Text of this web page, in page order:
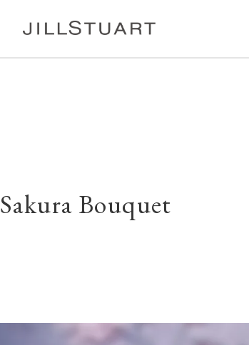
Sakura Bouquet